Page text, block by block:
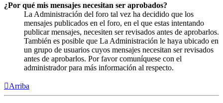
¿Por qué mis mensajes necesitan ser aprobados?
La Administración del foro tal vez ha decidido que los
mensajes publicados en el foro, en el que estas intentando
publicar mensajes, necesiten ser revisados antes de aprobarlos.
También es posible que La Administración le haya ubicado en
un grupo de usuarios cuyos mensajes necesitan ser revisados
antes de aprobarlos. Por favor comuníquese con el
administrador para más información al respecto.
Arriba